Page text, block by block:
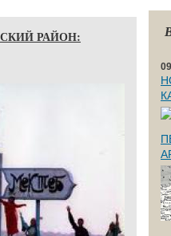
РАЙОН: